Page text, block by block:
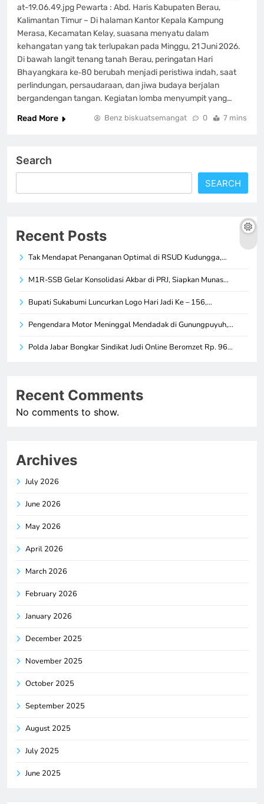
at-19.06.49.jpg Pewarta : Abd. Haris Kabupaten Berau,
Kalimantan Timur – Di halaman Kantor Kepala Kampung
Merasa, Kecamatan Kelay, suasana menyatu dalam
kehangatan yang tak terlupakan pada Minggu, 21 Juni 2026.
Di bawah langit tenang tanah Berau, peringatan Hari
Bhayangkara ke‑80 berubah menjadi peristiwa indah, saat
perlindungan, persaudaraan, dan jiwa budaya berjalan
bergandengan tangan. Kegiatan lomba menyumpit yang…
Read More
Benz biskuatsemangat 0 7 mins
Search
SEARCH
Recent Posts
Tak Mendapat Penanganan Optimal di RSUD Kudungga,…
M1R-SSB Gelar Konsolidasi Akbar di PRJ, Siapkan Munas…
Bupati Sukabumi Luncurkan Logo Hari Jadi Ke – 156,…
Pengendara Motor Meninggal Mendadak di Gunungpuyuh,…
Polda Jabar Bongkar Sindikat Judi Online Beromzet Rp. 96…
Recent Comments
No comments to show.
Archives
July 2026
June 2026
May 2026
April 2026
March 2026
February 2026
January 2026
December 2025
November 2025
October 2025
September 2025
August 2025
July 2025
June 2025